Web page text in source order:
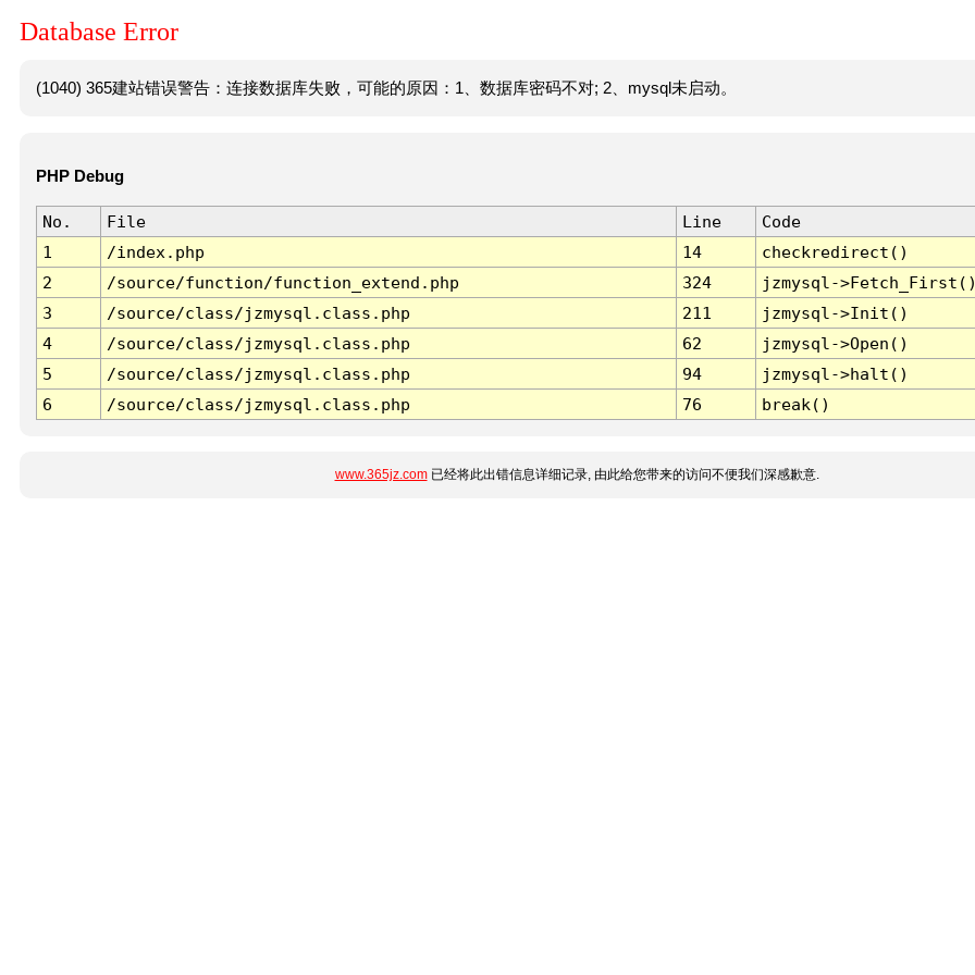
Database Error
(1040) 365建站错误警告：连接数据库失败，可能的原因：1、数据库密码不对; 2、mysql未启动。
PHP Debug
No. File Line
Code
1
/index.php 14
checkredirect()
2
/source/function/function_extend.php 324
jzmysql-
3
/source/class/jzmysql.class.php 211
jzmysql->Init()
4
/source/class/jzmysql.class.php 62
jzmysql->Open()
5
/source/class/jzmysql.class.php 94
jzmysql->halt()
6
/source/class/jzmysql.class.php 76 break()
www.365jz.com已经将此出错信息详细记录, 由此给您带来的访问不便我们深感歉意.